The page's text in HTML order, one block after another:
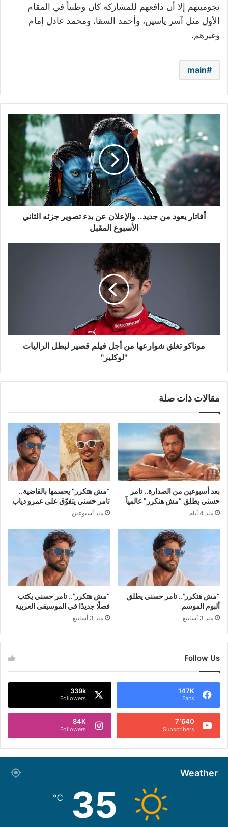
نجوميتهم إلا أن دافعهم للمشاركة كان وطنياً في المقام
الأول مثل آسر ياسين، وأحمد السقا، ومحمد عادل إمام
وغيرهم.
main
أفاتار
جديد..
والإعلان
عن
بدء
تصوير
جزئه
الثانيأفاتار يعود من جديد.. والإعلان عن بدء تصوير جزئه الثاني
الأسبوع المقبل
الراليات
"لوكلير"موناكو تغلق شوارعها من أجل فيلم قصير لبطل الراليات
"لوكلير"
مقالات ذات صلة
بعد أسبوعين من الصدارة.. تامر
حسني يطلق “مش هتكرر” عالمياً
منذ 4 أيام
“مش هتكرر” يحسمها بالقاضية..
تامر حسني يتفوّق على عمرو دياب
منذ أسبوعين
“مش هتكرر”.. تامر حسني يطلق
ألبوم الموسم
منذ 3 أسابيع
“مش هتكرر”.. تامر حسني يكتب
فصلًا جديدًا في الموسيقى العربية
منذ 3 أسابيع
Follow Us
147K
Fans
339k
Followers
7٬640
Subscribers
84K
Followers
Weather
35
℃